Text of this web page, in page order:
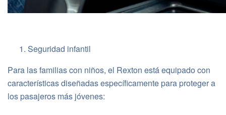
Seguridad infantil
Para las familias con niños, el Rexton está equipado con
características diseñadas específicamente para proteger a
los pasajeros más jóvenes: